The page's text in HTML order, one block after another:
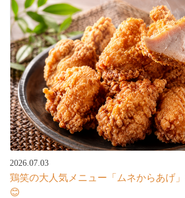
2026.07.03
鶏笑の大人気メニュー「ムネからあげ
😊